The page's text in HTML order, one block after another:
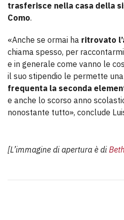
trasferisce nella casa della
Como.
«Anche se ormai ha ritrovato
chiama spesso, per
e in generale come vanno le
il suo stipendio le permette
frequenta la seconda
e anche lo scorso anno
nonostante tutto», conclude
[L’immagine di apertura è di